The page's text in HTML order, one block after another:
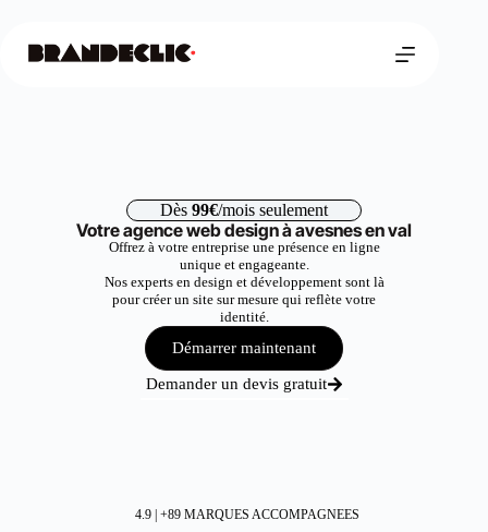
Dès 99€/mois seulement
Votre agence web design à avesnes en val
Offrez à votre entreprise une présence en ligne
unique et engageante.
Nos experts en design et développement sont là
pour créer un site sur mesure qui reflète votre
identité.
Démarrer maintenant
Demander un devis gratuit
4.9 | +89 MARQUES ACCOMPAGNEES